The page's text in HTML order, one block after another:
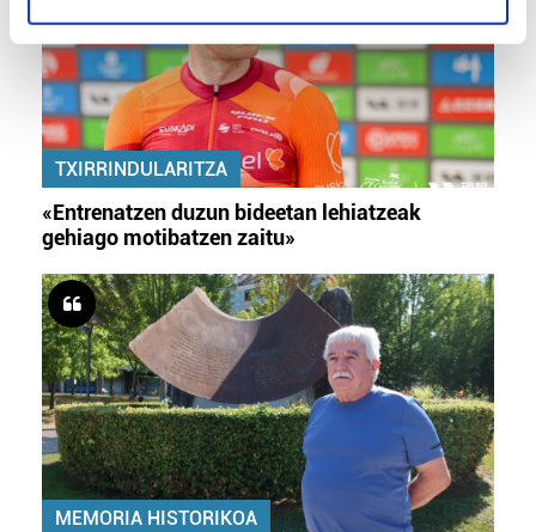
specific characteristics (fingerprinting)
Find out more about how your personal data is processed
and set your preferences in thedetails section.
Guk eta gure bazkideek zure datu pertsonalak
prozesatzen ditugu, zure IP zenbakia, besteak beste,
teknologia erabiliz, cookieak adibidez, iragarki eta eduki
pertsonalizatuak eskaintzeko, iragarkiak eta edukia
neurtzeko, jendeari buruzko informazioa biltzeko eta
produktuak garatzeko. Zure datuak nork eta zertarako
erabiltzen dituen hauta dezakezu.
Bazkide batzuek ez dizute baimenik eskatzen, eta beren
interes komertzial legitimoetan babesten dira. Ikusi gure
bazkideen zerrenda, beren ustez zein helburutarako
duten interes legitimoa eta horren aurka nola egin
dezakezun ikusteko.
TXIRRINDULARITZA
«Entrenatzen duzun bideetan lehiatzeak
gehiago motibatzen zaitu»
MEMORIA HISTORIKOA